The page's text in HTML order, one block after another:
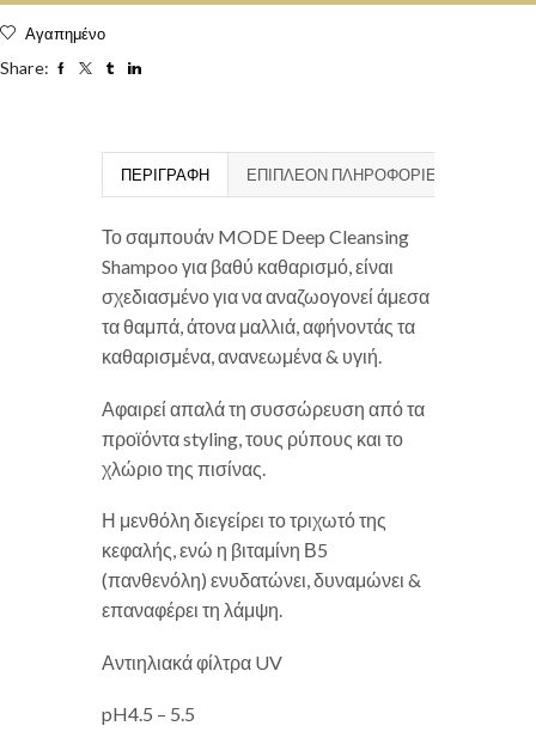
Αγαπημένο
Share:
ΠΕΡΙΓΡΑΦΉ ΕΠΙΠΛΈΟΝ ΠΛΗΡΟΦΟΡΊΕΣ
Το σαμπουάν MODE Deep Cleansing
Shampoo για βαθύ καθαρισμό, είναι
σχεδιασμένο για να αναζωογονεί άμεσα
τα θαμπά, άτονα μαλλιά, αφήνοντάς τα
καθαρισμένα, ανανεωμένα & υγιή.
Αφαιρεί απαλά τη συσσώρευση από τα
προϊόντα styling, τους ρύπους και το
χλώριο της πισίνας.
Η μενθόλη διεγείρει το τριχωτό της
κεφαλής, ενώ η βιταμίνη Β5
(πανθενόλη) ενυδατώνει, δυναμώνει &
επαναφέρει τη λάμψη.
Αντιηλιακά φίλτρα UV
pH4.5 – 5.5